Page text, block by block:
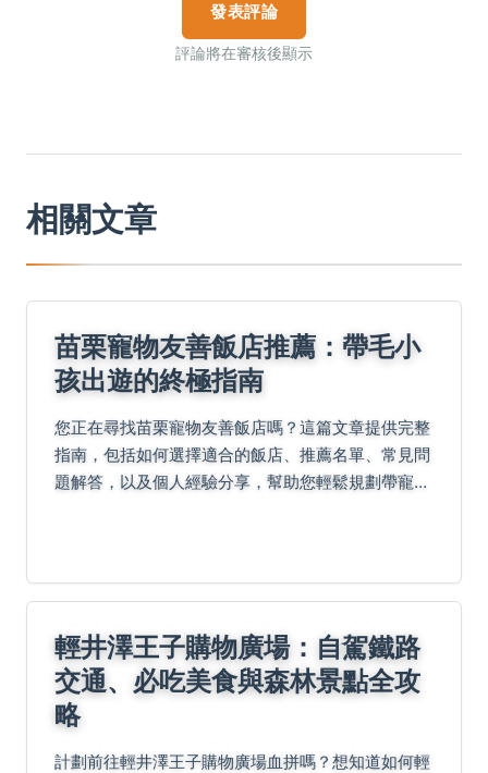
發表評論
評論將在審核後顯示
相關文章
苗栗寵物友善飯店推薦：帶毛小
孩出遊的終極指南
您正在尋找苗栗寵物友善飯店嗎？這篇文章提供完整
指南，包括如何選擇適合的飯店、推薦名單、常見問
題解答，以及個人經驗分享，幫助您輕鬆規劃帶寵物
輕井澤王子購物廣場：自駕鐵路
交通、必吃美食與森林景點全攻
略
計劃前往輕井澤王子購物廣場血拼嗎？想知道如何輕